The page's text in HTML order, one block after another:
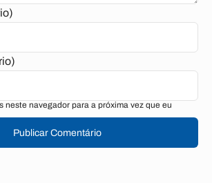
neste navegador para a próxima vez que eu
Publicar Comentário